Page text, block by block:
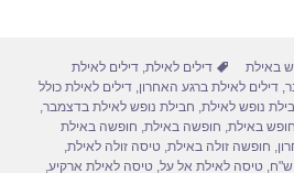
e
באילת תגיות
דילים לאילת ,דילים לאילת
,דילים לאילת ברגע האחרון ,דילים לאילת כולל
נופש לאילת חבילת נופש לאילת בדצמבר
חופש באילת חופשה באילת חופשה באילת
חופשה זולה באילת ,טיסה זולה לאילת
,טיסה לאילת אל על ,טיסה לאילת ארקיע